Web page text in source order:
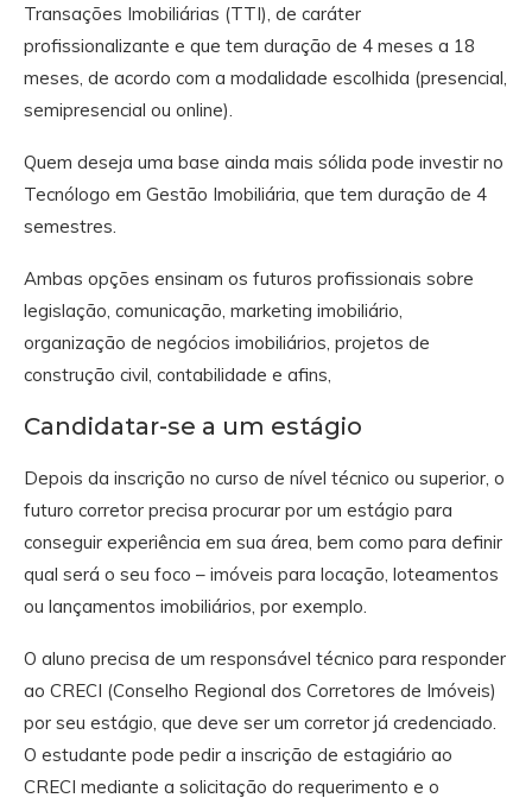
Transações Imobiliárias (TTI), de caráter
profissionalizante e que tem duração de 4 meses a 18
meses, de acordo com a modalidade escolhida (presencial,
semipresencial ou online).
Quem deseja uma base ainda mais sólida pode investir no
Tecnólogo em Gestão Imobiliária, que tem duração de 4
semestres.
Ambas opções ensinam os futuros profissionais sobre
legislação, comunicação, marketing imobiliário,
organização de negócios imobiliários, projetos de
construção civil, contabilidade e afins,
Candidatar-se a um estágio
Depois da inscrição no curso de nível técnico ou superior, o
futuro corretor precisa procurar por um estágio para
conseguir experiência em sua área, bem como para definir
qual será o seu foco – imóveis para locação, loteamentos
ou lançamentos imobiliários, por exemplo.
O aluno precisa de um responsável técnico para responder
ao CRECI (Conselho Regional dos Corretores de Imóveis)
por seu estágio, que deve ser um corretor já credenciado.
O estudante pode pedir a inscrição de estagiário ao
CRECI mediante a solicitação do requerimento e o